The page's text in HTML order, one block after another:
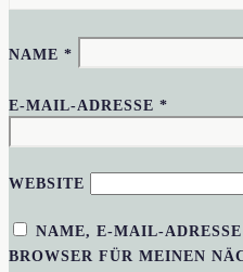
NAME*
E-MAIL-ADRESSE*
WEBSITE
NAME, E-MAIL-
BROWSER FÜR MEINEN